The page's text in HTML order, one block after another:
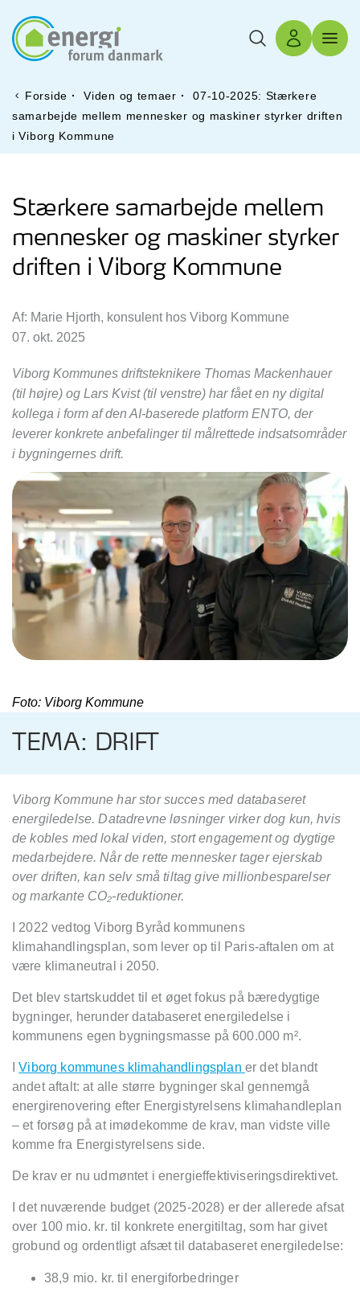
Søg Log ind
Forside · Viden og temaer ·
07-10-2025: Stærkere
samarbejde mellem mennesker og maskiner styrker driften
i Viborg Kommune
Stærkere samarbejde mellem
mennesker og maskiner styrker
driften i Viborg Kommune
Af: Marie Hjorth, konsulent hos Viborg Kommune
07. okt. 2025
Viborg Kommunes driftsteknikere Thomas Mackenhauer
(til højre) og Lars Kvist (til venstre) har fået en ny digital
kollega i form af den AI-baserede platform ENTO, der
leverer konkrete anbefalinger til målrettede indsatsområder
i bygningernes drift.
Foto: Viborg Kommune
TEMA: DRIFT
Viborg Kommune har stor succes med databaseret
energiledelse. Datadrevne løsninger virker dog kun, hvis
de kobles med lokal viden, stort engagement og dygtige
medarbejdere. Når de rette mennesker tager ejerskab
over driften, kan selv små tiltag give millionbesparelser
og markante CO₂-reduktioner.
I 2022 vedtog Viborg Byråd kommunens
klimahandlingsplan, som lever op til Paris-aftalen om at
være klimaneutral i 2050.
Det blev startskuddet til et øget fokus på bæredygtige
bygninger, herunder databaseret energiledelse i
kommunens egen bygningsmasse på 600.000 m².
IViborg kommunes klimahandlingsplan er det blandt
andet aftalt: at alle større bygninger skal gennemgå
energirenovering efter Energistyrelsens klimahandleplan
– et forsøg på at imødekomme de krav, man vidste ville
komme fra Energistyrelsens side.
De krav er nu udmøntet i energieffektiviseringsdirektivet.
det nuværende budget (2025-2028) er der allerede afsat
over 100 mio. kr. til konkrete energitiltag, som har givet
grobund og ordentligt afsæt til databaseret energiledelse:
38,9 mio. kr. til energiforbedringer